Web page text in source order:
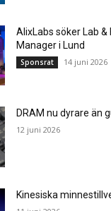
AlixLabs söker Lab &
Manager i Lund
Sponsrat 14 juni 2026
DRAM nu dyrare än
12 juni 2026
Kinesiska